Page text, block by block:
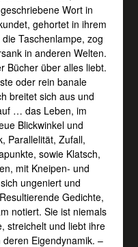
Wort in
gehortet in ihrem
Taschenlampe, zog
in anderen Welten.
Bücher über alles liebt.
oder rein banale
breitet sich aus und
… das Leben, im
Blickwinkel und
Parallelität, Zufall,
sowie Klatsch,
mit Kneipen- und
ungeniert und
Gedichte,
notiert. Sie ist niemals
streichelt und liebt ihre
Eigendynamik. –